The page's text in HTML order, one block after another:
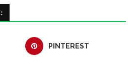
PINTEREST